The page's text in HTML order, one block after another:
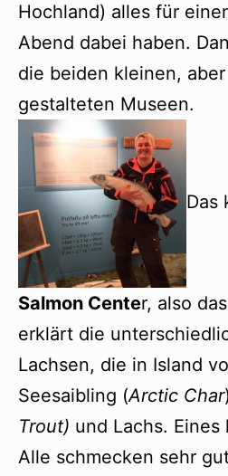
Hochland) alles für
Abend dabei haben.
die beiden kleinen,
gestalteten Museen.
Das
Salmon Center, also
erklärt die
Lachsen, die in Island
Seesaibling (Arctic Char
Trout) und Lachs.
Alle schmecken sehr